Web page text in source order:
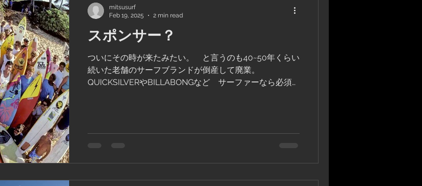
スポンサー？
ついにその時が来たみたい。 と言うのも40~50年くらい
続いた老舗のサーフブランドが倒産して廃業。
QUICKSILVERやBILLABONGなど サーファーなら必須
mitsusurf
Feb 19, 2025
2 min read